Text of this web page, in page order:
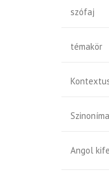
szófaj
témakör
Szinoníma
Angol